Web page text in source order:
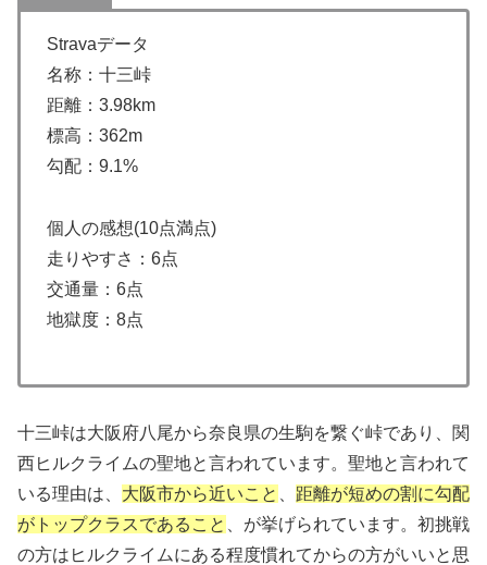
Stravaデータ
名称：十三峠
距離：3.98km
標高：362m
勾配：9.1%
個人の感想(10点満点)
走りやすさ：6点
交通量：6点
地獄度：8点
十三峠は大阪府八尾から奈良県の生駒を繋ぐ峠であり、関
西ヒルクライムの聖地と言われています。聖地と言われて
いる理由は、 大阪市から近いこと 、 距離が短めの割に勾配
がトップクラスであること 、が挙げられています。初挑戦
の方はヒルクライムにある程度慣れてからの方がいいと思